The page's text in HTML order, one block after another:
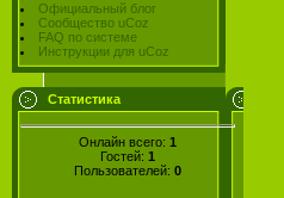
Официальный блог
Сообщество uCoz
FAQ по системе
Инструкции для uCoz
Статистика
Онлайн всего: 1
Гостей: 1
Пользователей: 0